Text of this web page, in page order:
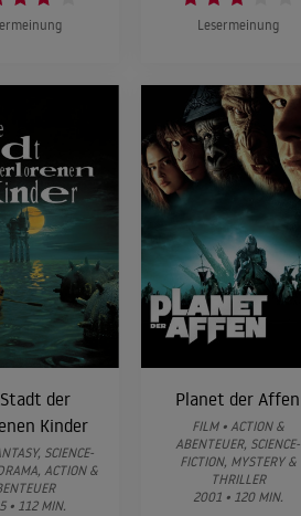
Lesermeinung
der
Kinder
SCIENCE-
ACTION &
• 112 MIN.
Planet der Affen
FILM • ACTION &
ABENTEUER, SCIENCE-
FICTION, MYSTERY &
THRILLER
2001 • 120 MIN.